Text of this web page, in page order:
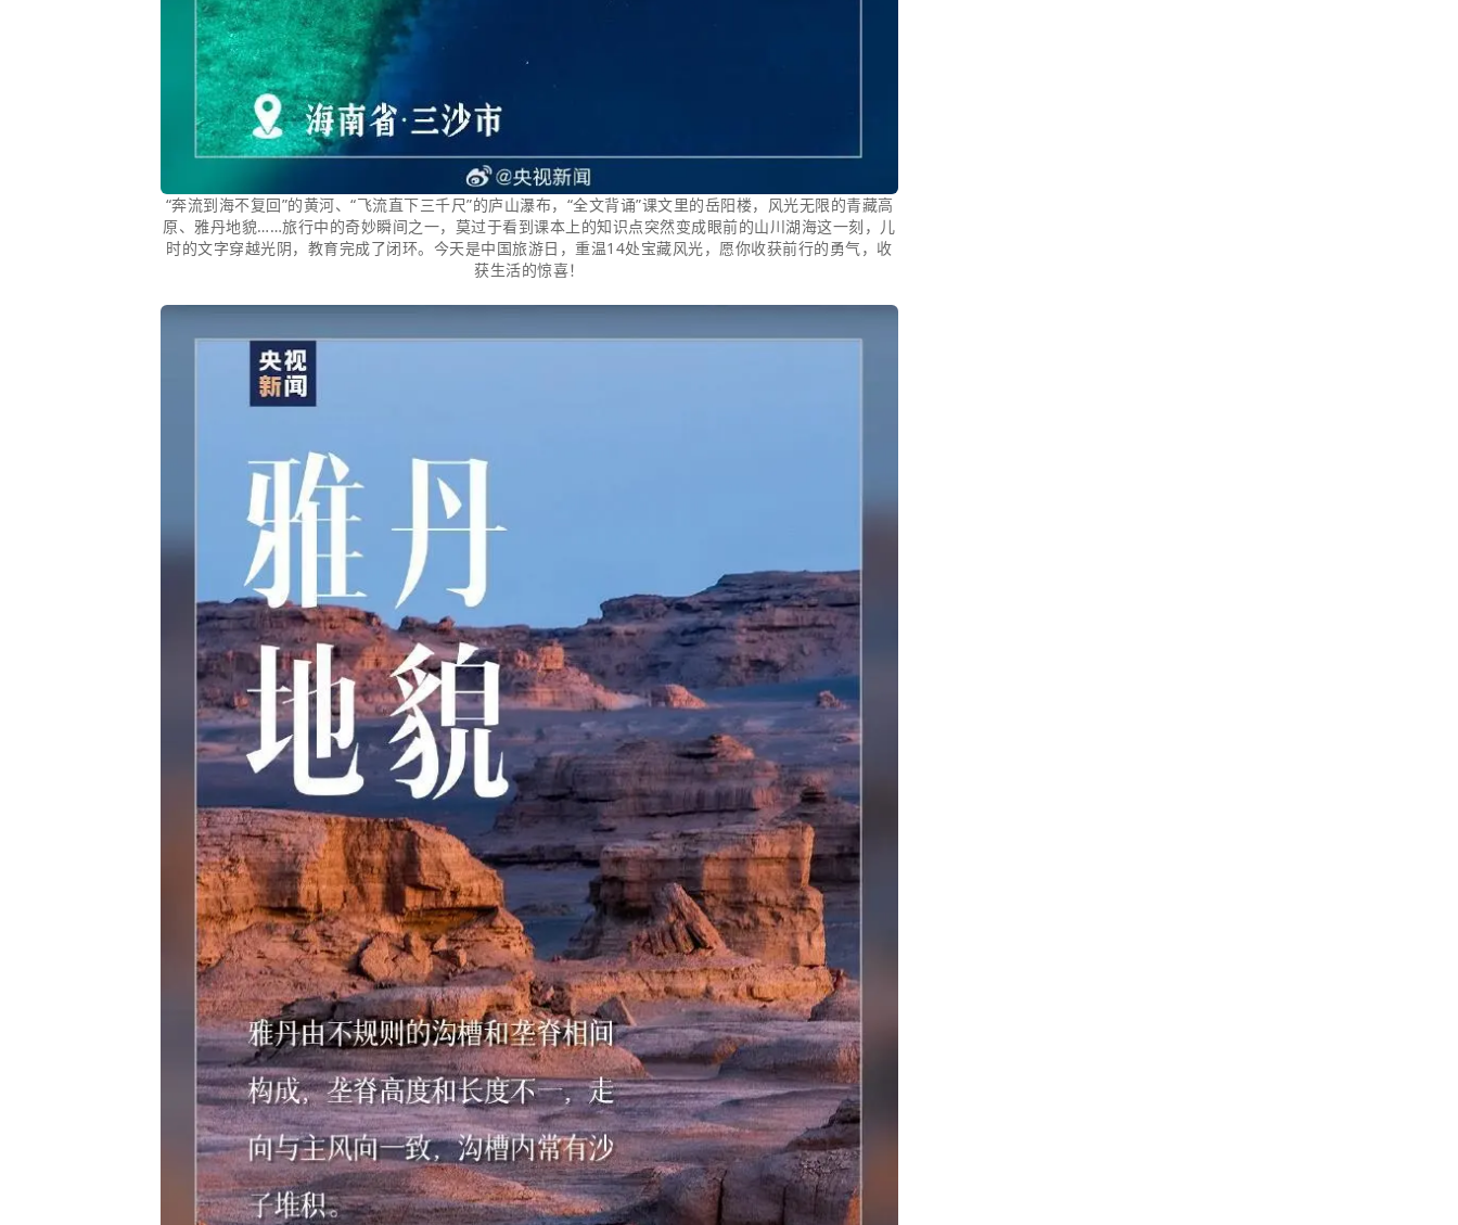
“奔流到海不复回”的黄河、“飞流直下三千尺”的庐山瀑布，“全文背诵”课文里的岳阳楼，风光无限的青藏高
原、雅丹地貌……旅行中的奇妙瞬间之一，莫过于看到课本上的知识点突然变成眼前的山川湖海这一刻，儿
时的文字穿越光阴，教育完成了闭环。今天是中国旅游日，重温14处宝藏风光，愿你收获前行的勇气，收
获生活的惊喜！